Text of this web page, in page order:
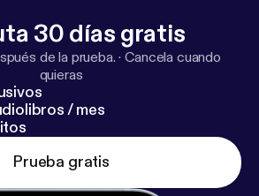
message:https://podcasters.spo
hablemos-de-contenido/messa
30 días gratis
de la prueba. ·Cancela cuando
quieras
/ mes
Prueba gratis